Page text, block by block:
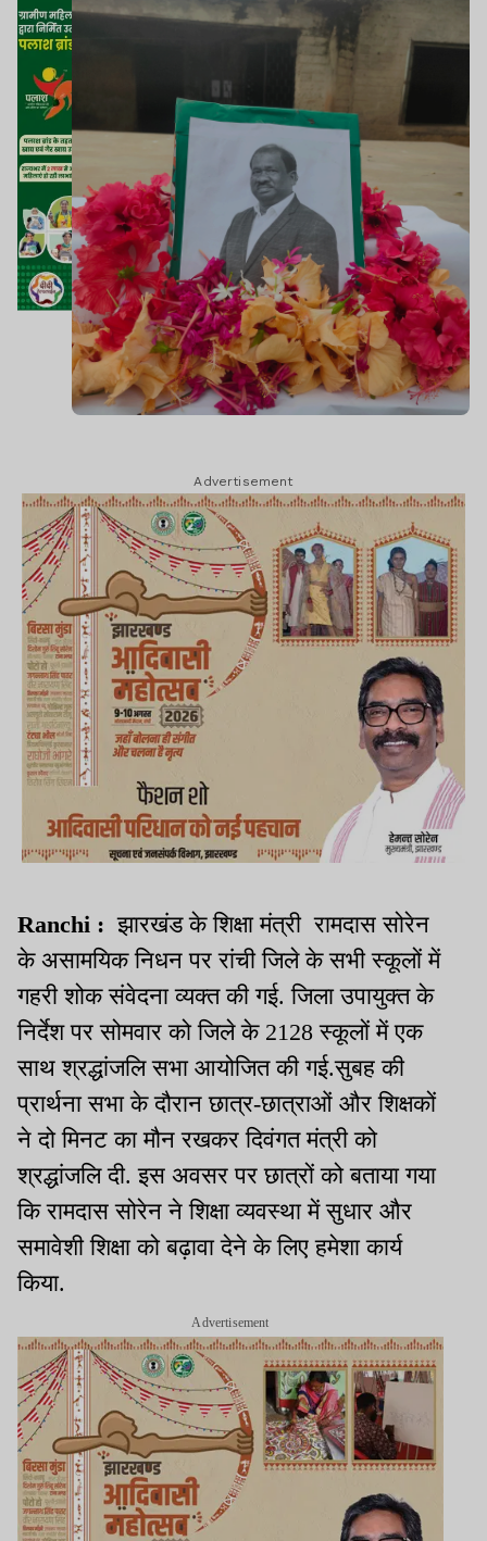
Advertisement
Ranchi : झारखंड के शिक्षा मंत्री रामदास सोरेन
के असामयिक निधन पर रांची जिले के सभी स्कूलों में
गहरी शोक संवेदना व्यक्त की गई. जिला उपायुक्त के
निर्देश पर सोमवार को जिले के 2128 स्कूलों में एक
साथ श्रद्धांजलि सभा आयोजित की गई.सुबह की
प्रार्थना सभा के दौरान छात्र-छात्राओं और शिक्षकों
ने दो मिनट का मौन रखकर दिवंगत मंत्री को
श्रद्धांजलि दी. इस अवसर पर छात्रों को बताया गया
कि रामदास सोरेन ने शिक्षा व्यवस्था में सुधार और
समावेशी शिक्षा को बढ़ावा देने के लिए हमेशा कार्य
किया.
Advertisement